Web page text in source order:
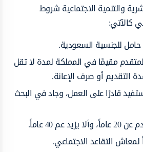
والتنمية الاجتماعية شروط
كالآتي:
للجنسية السعودية.
مقيمًا في المملكة لمدة لا تقل
قادرًا على العمل، وجاد في البحث
عم 40 عاماً.
التقاعد الاجتماعي.